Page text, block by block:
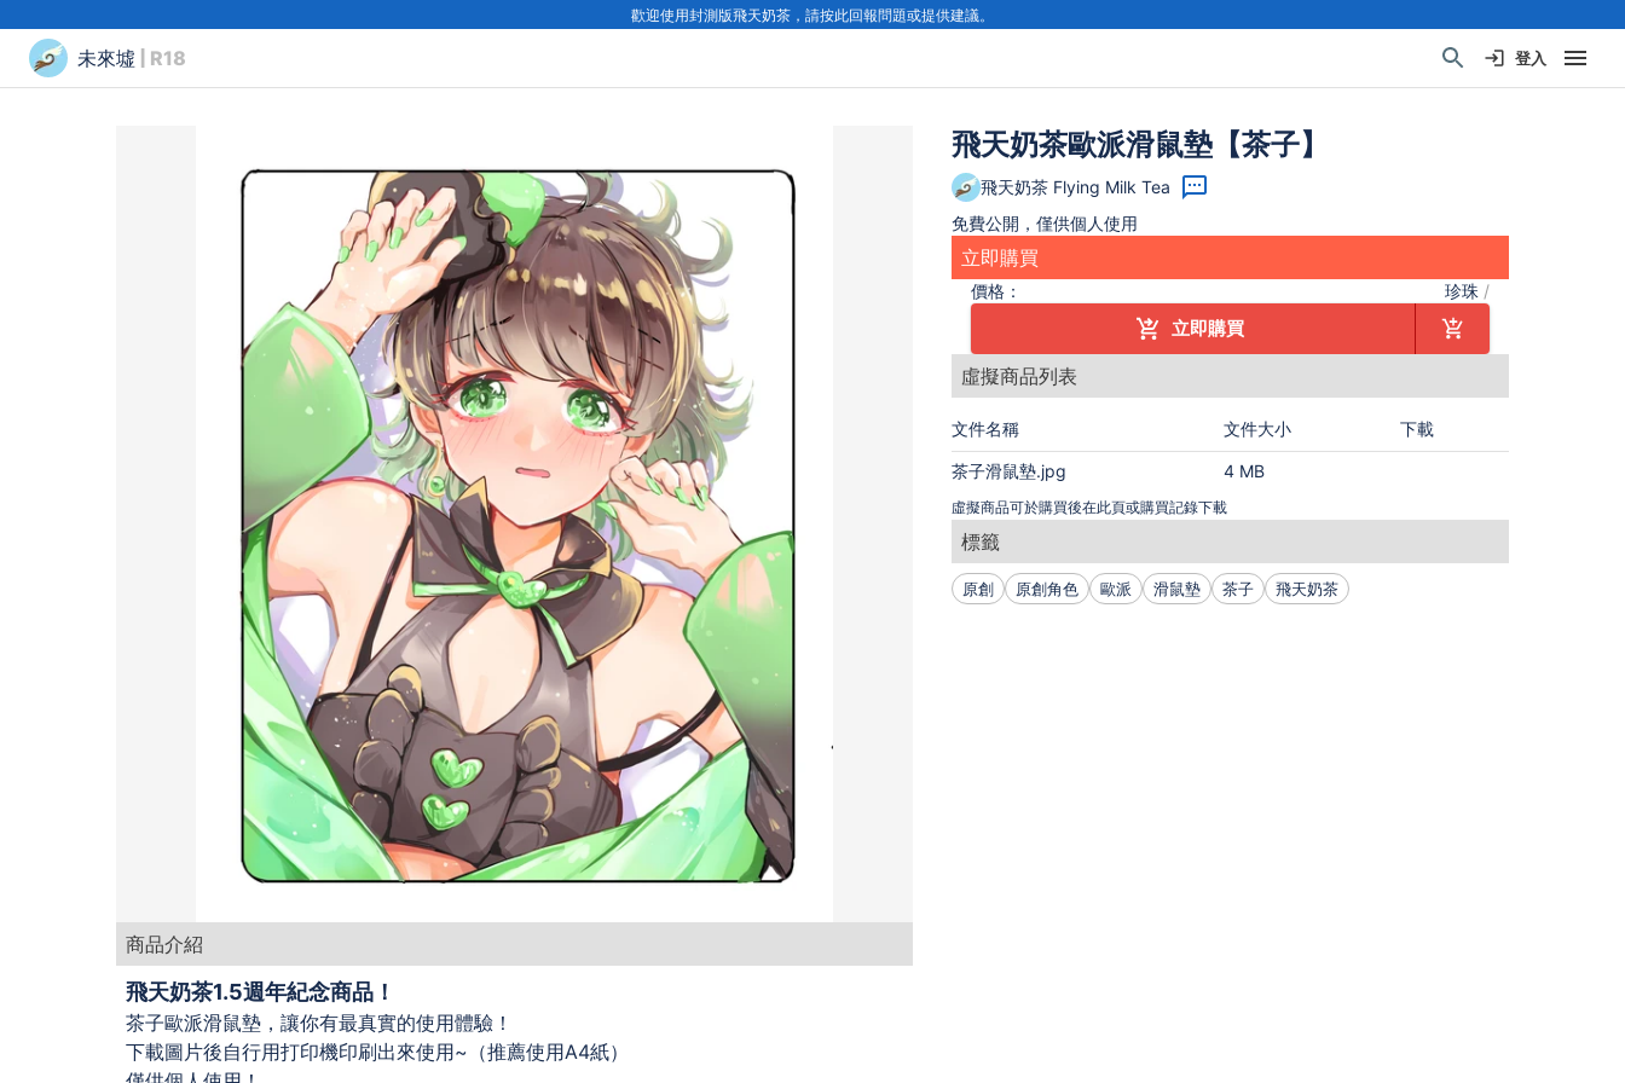
歡迎使用封測版飛天奶茶，請按此回報問題或提供建議。
未來墟 | R18 登入
商品介紹
飛天奶茶1.5週年紀念商品！
茶子歐派滑鼠墊，讓你有最真實的使用體驗！
下載圖片後自行用打印機印刷出來使用~（推薦使用A4紙）
飛天奶茶歐派滑鼠墊【茶子】
飛天奶茶 Flying Milk Tea
免費公開，僅供個人使用
立即購買
價格： 珍珠 /
立即購買
虛擬商品列表
文件名稱 文件大小 下載
茶子滑鼠墊.jpg 4 MB
虛擬商品可於購買後在此頁或購買記錄下載
標籤
原創 原創角色 歐派 滑鼠墊 茶子 飛天奶茶